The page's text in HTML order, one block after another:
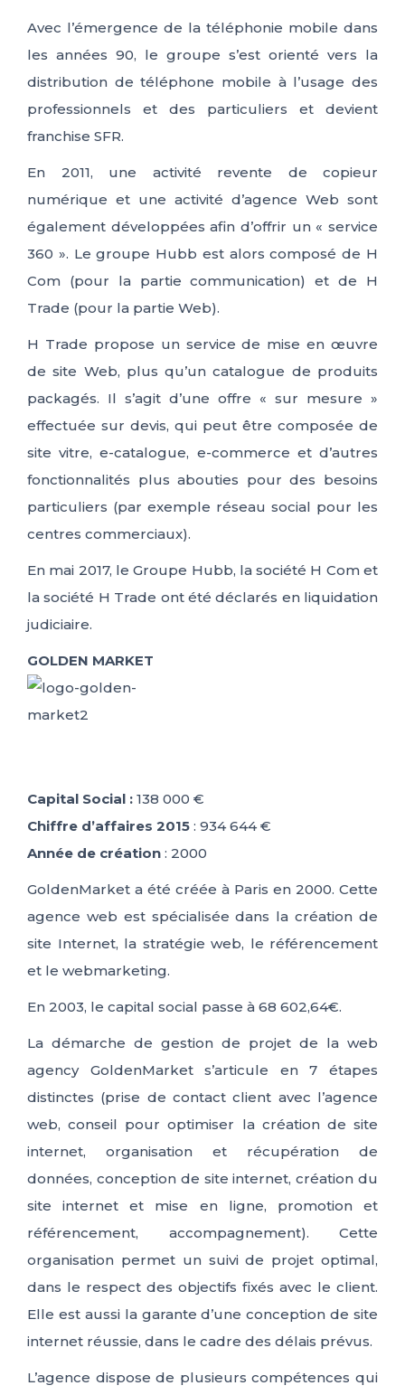
Avec l’émergence de la téléphonie mobile dans
les années 90, le groupe s’est orienté vers la
distribution de téléphone mobile à l’usage des
professionnels et des particuliers et devient
franchise SFR.
En 2011, une activité revente de copieur
numérique et une activité d’agence Web sont
également développées afin d’offrir un « service
360 ». Le groupe Hubb est alors composé de H
Com (pour la partie communication) et de H
Trade (pour la partie Web).
H Trade propose un service de mise en œuvre
de site Web, plus qu’un catalogue de produits
packagés. Il s’agit d’une offre « sur mesure »
effectuée sur devis, qui peut être composée de
site vitre, e-catalogue, e-commerce et d’autres
fonctionnalités plus abouties pour des besoins
particuliers (par exemple réseau social pour les
centres commerciaux).
En mai 2017, le Groupe Hubb, la société H Com et
la société H Trade ont été déclarés en liquidation
judiciaire.
GOLDEN MARKET
Capital Social : 138 000 €
Chiffre d’affaires 2015 : 934 644 €
Année de création : 2000
GoldenMarket a été créée à Paris en 2000. Cette
agence web est spécialisée dans la création de
site Internet, la stratégie web, le référencement
et le webmarketing.
En 2003, le capital social passe à 68 602,64€.
La démarche de gestion de projet de la web
agency GoldenMarket s’articule en 7 étapes
distinctes (prise de contact client avec l’agence
web, conseil pour optimiser la création de site
internet, organisation et récupération de
données, conception de site internet, création du
site internet et mise en ligne, promotion et
référencement, accompagnement). Cette
organisation permet un suivi de projet optimal,
dans le respect des objectifs fixés avec le client.
Elle est aussi la garante d’une conception de site
internet réussie, dans le cadre des délais prévus.
L’agence dispose de plusieurs compétences qui